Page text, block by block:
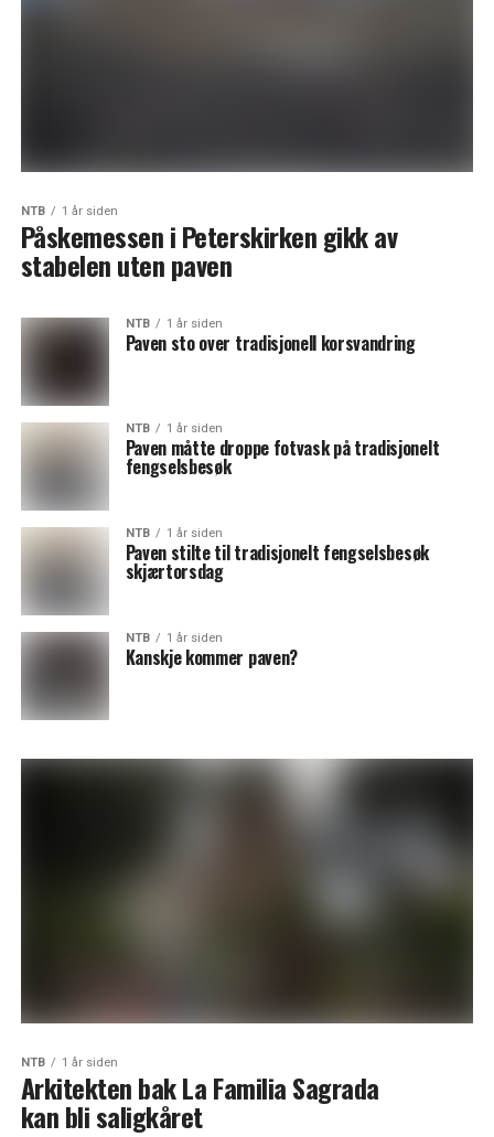
NTB 1 år siden
Påskemessen i Peterskirken gikk av
stabelen uten paven
NTB 1 år siden
Paven sto over tradisjonell korsvandring
NTB 1 år siden
Paven måtte droppe fotvask på tradisjonelt
fengselsbesøk
NTB 1 år siden
Paven stilte til tradisjonelt fengselsbesøk
skjærtorsdag
NTB 1 år siden
Kanskje kommer paven?
NTB 1 år siden
Arkitekten bak La Familia Sagrada
kan bli saligkåret